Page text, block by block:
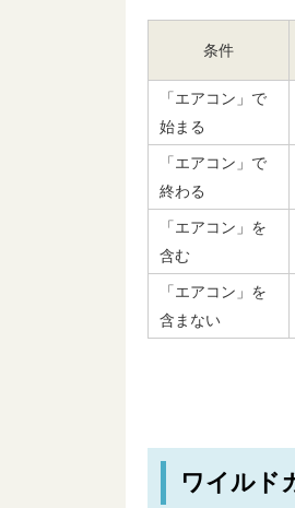
条件
「エアコン」で
始まる
「エアコン」で
終わる
「エアコン」を
含む
「エアコン」を
含まない
ワイルド